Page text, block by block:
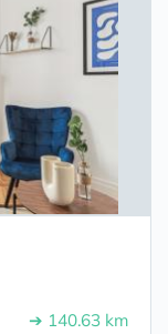
➔ 140.63 km